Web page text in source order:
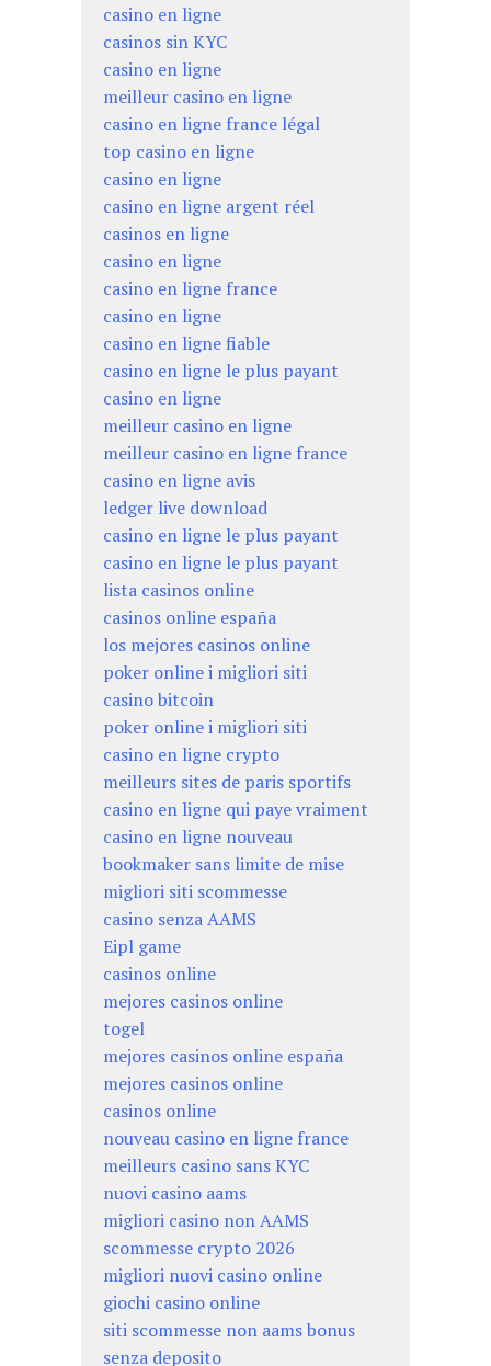
casino en ligne
casinos sin KYC
casino en ligne
meilleur casino en ligne
casino en ligne france légal
top casino en ligne
casino en ligne
casino en ligne argent réel
casinos en ligne
casino en ligne
casino en ligne france
casino en ligne
casino en ligne fiable
casino en ligne le plus payant
casino en ligne
meilleur casino en ligne
meilleur casino en ligne france
casino en ligne avis
ledger live download
casino en ligne le plus payant
casino en ligne le plus payant
lista casinos online
casinos online españa
los mejores casinos online
poker online i migliori siti
casino bitcoin
poker online i migliori siti
casino en ligne crypto
meilleurs sites de paris sportifs
casino en ligne qui paye vraiment
casino en ligne nouveau
bookmaker sans limite de mise
migliori siti scommesse
casino senza AAMS
Eipl game
casinos online
mejores casinos online
togel
mejores casinos online españa
mejores casinos online
casinos online
nouveau casino en ligne france
meilleurs casino sans KYC
nuovi casino aams
migliori casino non AAMS
scommesse crypto 2026
migliori nuovi casino online
giochi casino online
siti scommesse non aams bonus
senza deposito